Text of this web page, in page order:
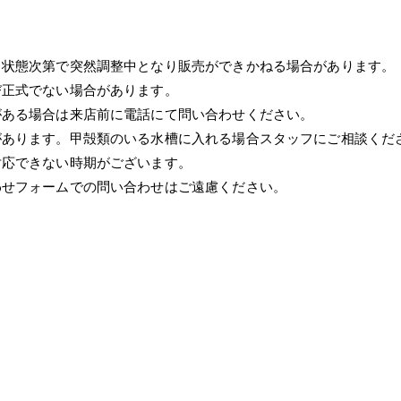
態次第で突然調整中となり販売ができかねる場合があります。
式でない場合があります。
る場合は来店前に電話にて問い合わせください。
ります。甲殻類のいる水槽に入れる場合スタッフにご相談くだ
できない時期がございます。
フォームでの問い合わせはご遠慮ください。